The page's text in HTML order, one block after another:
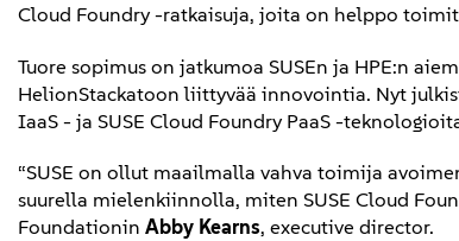
Cloud Foundry -ratkaisuja, joita on helppo
Tuore sopimus on jatkumoa SUSEn ja HPE:n
HelionStackatoon liittyvää innovointia. Nyt
IaaS - ja SUSE Cloud Foundry PaaS -
“SUSE on ollut maailmalla vahva toimija
suurella mielenkiinnolla, miten SUSE Cloud
Foundationin Abby Kearns, executive director.